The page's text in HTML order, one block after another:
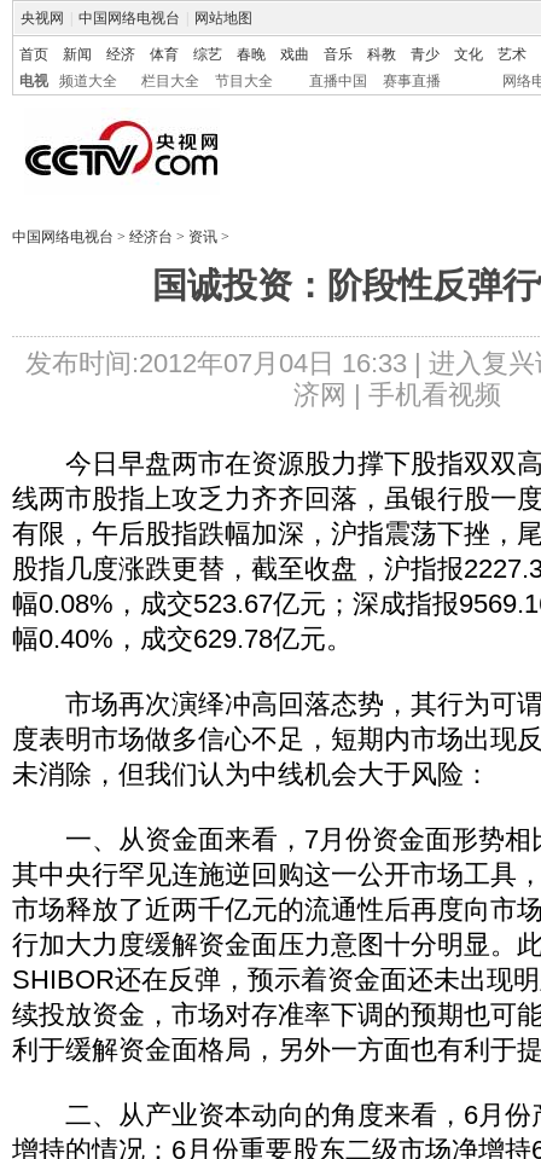
央视网 中国网络电视台 网站地图
首页 新闻 经济 体育 综艺 春晚 戏曲 音乐 科教 青少 文化
艺术
电视
频道大全 栏目大全 节目大全 直播中国 赛事直播 网络
中国网络电视台 > 经济台 > 资讯 >
国诚投资：阶段性反弹
发布时间:2012年07月04日 16:33 | 进入复兴
济网 | 手机看视频
今日早盘两市在资源股力撑下股指双双
线两市股指上攻乏力齐齐回落，虽银行股一
有限，午后股指跌幅加深，沪指震荡下挫，
股指几度涨跌更替，截至收盘，沪指报
幅0.08%，成交523.67亿元；深成指报
幅0.40%，成交629.78亿元。
市场再次演绎冲高回落态势，其行为可
度表明市场做多信心不足，短期内市场出现
未消除，但我们认为中线机会大于风险：
一、从资金面来看，7月份资金面形势相
其中央行罕见连施逆回购这一公开市场工具
市场释放了近两千亿元的流通性后再度向市
行加大力度缓解资金面压力意图十分明显。
SHIBOR还在反弹，预示着资金面还未出现
续投放资金，市场对存准率下调的预期也可
利于缓解资金面格局，另外一方面也有利于
二、从产业资本动向的角度来看，6月份
增持的情况：6月份重要股东二级市场净增持